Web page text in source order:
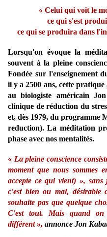
« Celui qui voit le
ce qui s'est
ce qui se produira dans
Lorsqu'on évoque la
souvent à la pleine
Fondée sur l'enseignement
il y a 2500 ans, cette pratique
au biologiste américain
clinique de réduction du
et, dès 1979, du programme
reduction). La méditation
phase avec nos mentalités.
« La pleine conscience
moment que nous sommes
accepte ce qui vient) »,
c'est bien ou mal, désirable
souhaite pas que quelque
C'est tout. Mais quand on
différent », annonce Jon